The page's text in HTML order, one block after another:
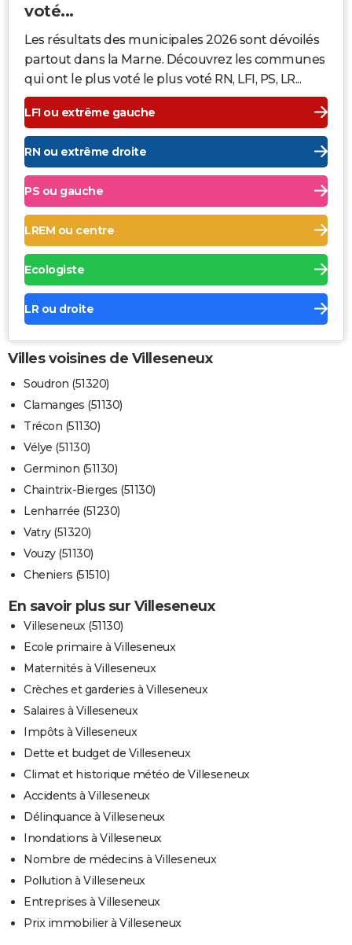
voté...
Les résultats des municipales 2026 sont dévoilés
partout dans la Marne. Découvrez les communes
qui ont le plus voté le plus voté RN, LFI, PS, LR...
LFI ou extrême gauche
RN ou extrême droite
PS ou gauche
LREM ou centre
Ecologiste
LR ou droite
Villes voisines de Villeseneux
Soudron (51320)
Clamanges (51130)
Trécon (51130)
Vélye (51130)
Germinon (51130)
Chaintrix-Bierges (51130)
Lenharrée (51230)
Vatry (51320)
Vouzy (51130)
Cheniers (51510)
En savoir plus sur Villeseneux
Villeseneux (51130)
Ecole primaire à Villeseneux
Maternités à Villeseneux
Crèches et garderies à Villeseneux
Salaires à Villeseneux
Impôts à Villeseneux
Dette et budget de Villeseneux
Climat et historique météo de Villeseneux
Accidents à Villeseneux
Délinquance à Villeseneux
Inondations à Villeseneux
Nombre de médecins à Villeseneux
Pollution à Villeseneux
Entreprises à Villeseneux
Prix immobilier à Villeseneux